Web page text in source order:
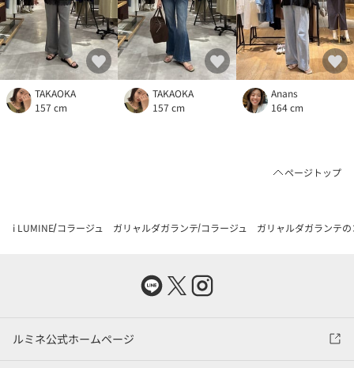
TAKAOKA
157 cm
TAKAOKA
157 cm
Anans
164 cm
ページトップ
i LUMINE コラージュ ガリャルダガランテ コラージュ ガリャルダガランテ
ルミネ公式ホームページ